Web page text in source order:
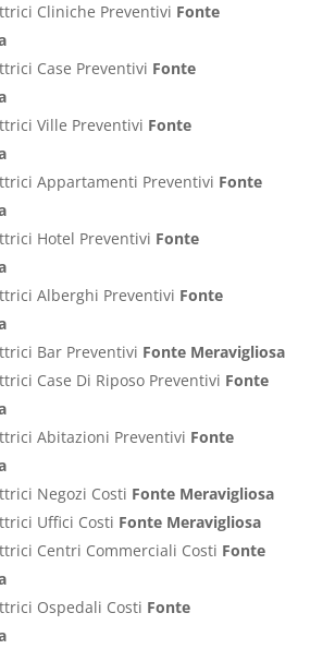
Cliniche Preventivi Fonte
Case Preventivi Fonte
Ville Preventivi Fonte
Appartamenti Preventivi Fonte
Hotel Preventivi Fonte
Alberghi Preventivi Fonte
Bar Preventivi Fonte Meravigliosa
Case Di Riposo Preventivi Fonte
Abitazioni Preventivi Fonte
Negozi Costi Fonte Meravigliosa
Uffici Costi Fonte Meravigliosa
Centri Commerciali Costi Fonte
Ospedali Costi Fonte